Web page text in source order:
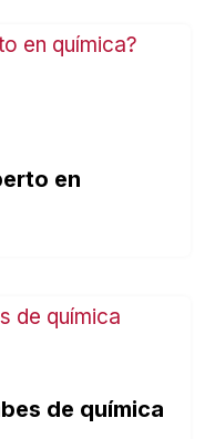
en
de química